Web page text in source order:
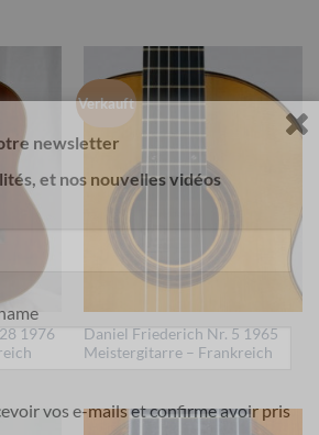
1976
Verkauft
Daniel Friederich Nr. 5 1965
Meistergitarre – Frankreich
newsletter
et nos nouvelles vidéos
vos e-mails et confirme avoir pris